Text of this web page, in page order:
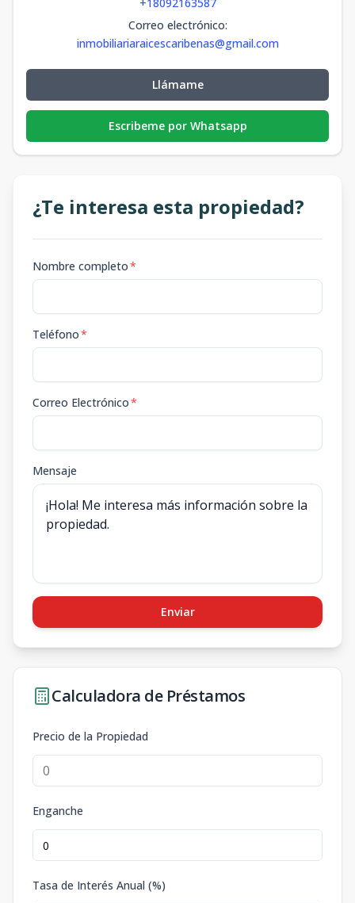
Correo electrónico:
inmobiliariaraicescaribenas@gmail.com
Llámame
Escribeme por Whatsapp
¿Te interesa esta propiedad?
Nombre completo*
Teléfono*
Correo Electrónico*
Mensaje
Enviar
Calculadora de Préstamos
Precio de la Propiedad
Enganche
Tasa de Interés Anual (%)